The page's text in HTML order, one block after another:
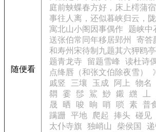
随便看
庭前蛱蝶春方好，床上樗蒲
事往人离，还似暮峡归云，
寓北山小阁因事偶作
题峡中
送张伯常同年移居郢州
寄答
和寿州宋待制九题其六狎鸥亭
题青龙寺
留题雪峰
读杜诗
点绛唇（和张文伯除夜雪）
戚竖
三壤 玉成 阿上 物名
閷
霎 髿 鯊 鯋 鎩 繺
晟
晒 唆 晌 哨 唢 素 普
蹒跚
平地 爬起 捧头 碰见
太仆寺旗
独峭山 柴侯国